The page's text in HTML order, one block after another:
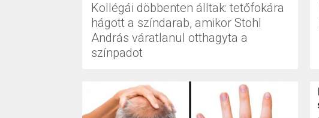
Kollégái döbbenten álltak: tetőfokára
hágott a színdarab, amikor Stohl
András váratlanul otthagyta a
színpadot